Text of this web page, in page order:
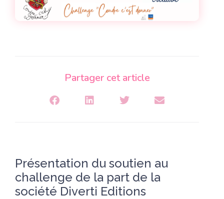
Partager cet article
Présentation du soutien au
challenge de la part de la
société Diverti Editions